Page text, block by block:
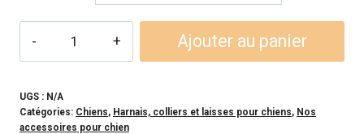
FOR
HOPE
Ajouter au panier
UGS : N/A
Catégories: Chiens, Harnais, colliers et laisses pour chiens, Nos
accessoires pour chien